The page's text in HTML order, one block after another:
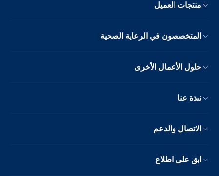
منتجات العميل
المتخصصون في الرعاية الصحية
حلول الأعمال الأخرى
نبذة عنا
الاتصال والدعم
ابق على اطلاع